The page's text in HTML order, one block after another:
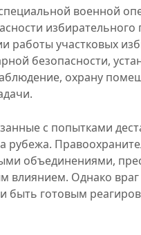
военной
работы участковых
безопасности,
охрану
с попытками
рубежа.
объединениями,
влиянием. Однако враг
быть готовым